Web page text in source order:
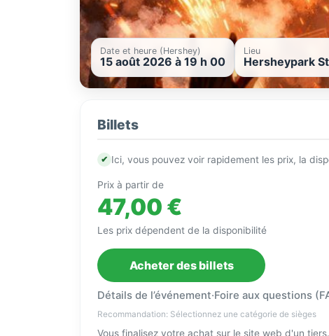
Date et heure (Hershey)
15 août 2026 à 19 h 00
Lieu
Hersheypark
Billets
✔ Ici, vous pouvez voir rapidement les prix, la
Prix à partir de
47,00 €
Les prix dépendent de la disponibilité
Acheter des billets
Détails de l’événement·Foire aux questions
Recommandation: Sélectionnez une catégorie de sièges
Vous finalisez votre achat sur le site web d'un